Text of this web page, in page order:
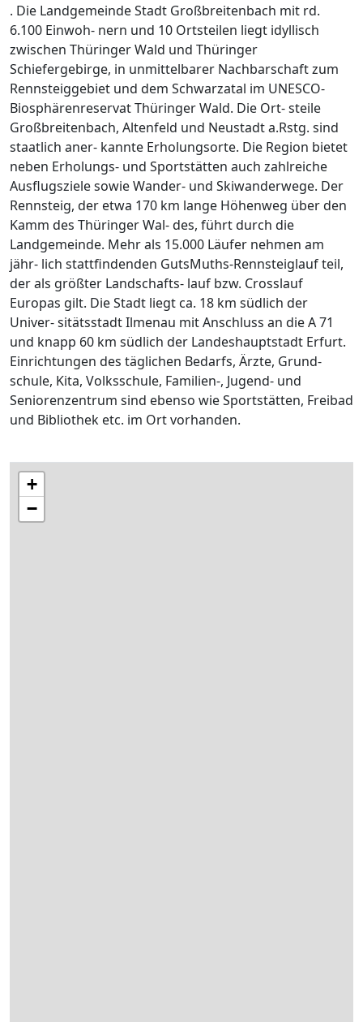
. Die Landgemeinde Stadt Großbreitenbach mit rd.
6.100 Einwoh- nern und 10 Ortsteilen liegt idyllisch
zwischen Thüringer Wald und Thüringer
Schiefergebirge, in unmittelbarer Nachbarschaft zum
Rennsteiggebiet und dem Schwarzatal im UNESCO-
Biosphärenreservat Thüringer Wald. Die Ort- steile
Großbreitenbach, Altenfeld und Neustadt a.Rstg. sind
staatlich aner- kannte Erholungsorte. Die Region bietet
neben Erholungs- und Sportstätten auch zahlreiche
Ausflugsziele sowie Wander- und Skiwanderwege. Der
Rennsteig, der etwa 170 km lange Höhenweg über den
Kamm des Thüringer Wal- des, führt durch die
Landgemeinde. Mehr als 15.000 Läufer nehmen am
jähr- lich stattfindenden GutsMuths-Rennsteiglauf teil,
der als größter Landschafts- lauf bzw. Crosslauf
Europas gilt. Die Stadt liegt ca. 18 km südlich der
Univer- sitätsstadt Ilmenau mit Anschluss an die A 71
und knapp 60 km südlich der Landeshauptstadt Erfurt.
Einrichtungen des täglichen Bedarfs, Ärzte, Grund-
schule, Kita, Volksschule, Familien-, Jugend- und
Seniorenzentrum sind ebenso wie Sportstätten, Freibad
und Bibliothek etc. im Ort vorhanden.
+
−